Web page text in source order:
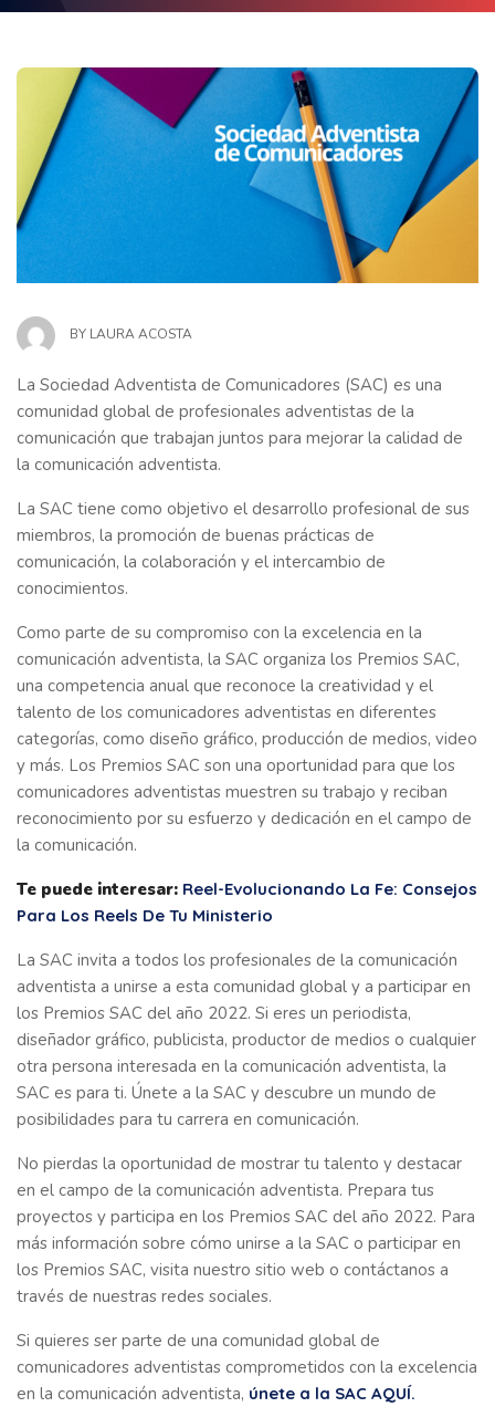
BY LAURA ACOSTA
La Sociedad Adventista de Comunicadores (SAC) es una
comunidad global de profesionales adventistas de la
comunicación que trabajan juntos para mejorar la calidad de
la comunicación adventista.
La SAC tiene como objetivo el desarrollo profesional de sus
miembros, la promoción de buenas prácticas de
comunicación, la colaboración y el intercambio de
conocimientos.
Como parte de su compromiso con la excelencia en la
comunicación adventista, la SAC organiza los Premios SAC,
una competencia anual que reconoce la creatividad y el
talento de los comunicadores adventistas en diferentes
categorías, como diseño gráfico, producción de medios, video
y más. Los Premios SAC son una oportunidad para que los
comunicadores adventistas muestren su trabajo y reciban
reconocimiento por su esfuerzo y dedicación en el campo de
la comunicación.
Te puede interesar: Reel-Evolucionando La Fe: Consejos
Para Los Reels De Tu Ministerio
La SAC invita a todos los profesionales de la comunicación
adventista a unirse a esta comunidad global y a participar en
los Premios SAC del año 2022. Si eres un periodista,
diseñador gráfico, publicista, productor de medios o cualquier
otra persona interesada en la comunicación adventista, la
SAC es para ti. Únete a la SAC y descubre un mundo de
posibilidades para tu carrera en comunicación.
No pierdas la oportunidad de mostrar tu talento y destacar
en el campo de la comunicación adventista. Prepara tus
proyectos y participa en los Premios SAC del año 2022. Para
más información sobre cómo unirse a la SAC o participar en
los Premios SAC, visita nuestro sitio web o contáctanos a
través de nuestras redes sociales.
Si quieres ser parte de una comunidad global de
comunicadores adventistas comprometidos con la excelencia
en la comunicación adventista, únete a la SAC AQUÍ.